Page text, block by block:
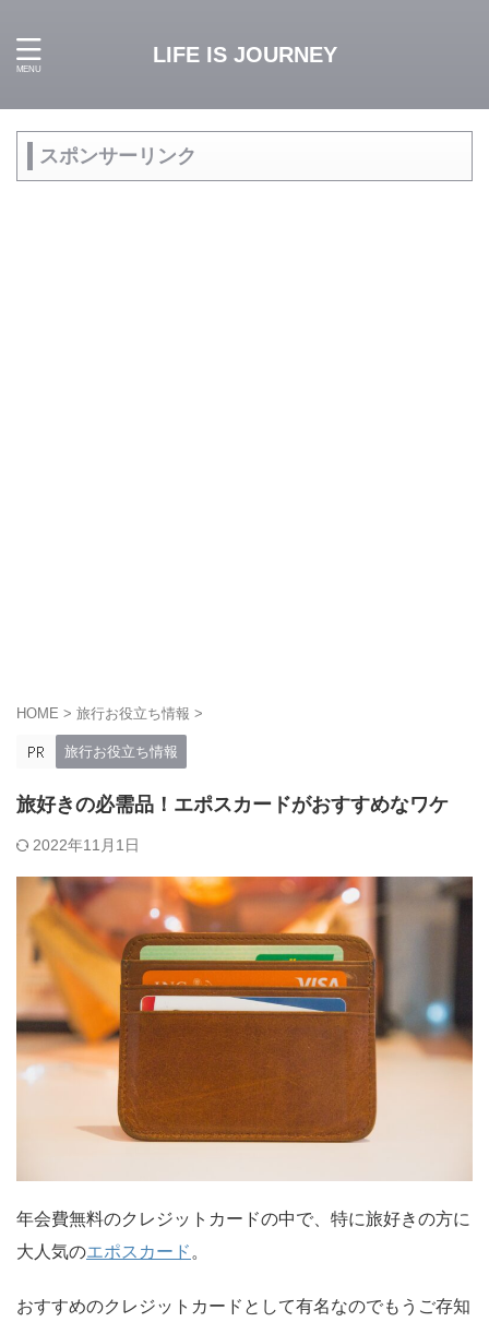
LIFE IS JOURNEY
スポンサーリンク
HOME > 旅行お役立ち情報 >
旅行お役立ち情報
旅好きの必需品！エポスカードがおすすめなワケ
2022年11月1日
年会費無料のクレジットカードの中で、特に旅好きの方に
大人気のエポスカード 。
おすすめのクレジットカードとして有名なのでもうご存知